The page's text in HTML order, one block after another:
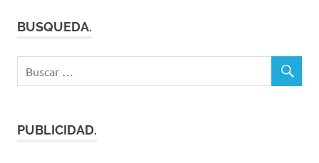
BUSQUEDA.
PUBLICIDAD.